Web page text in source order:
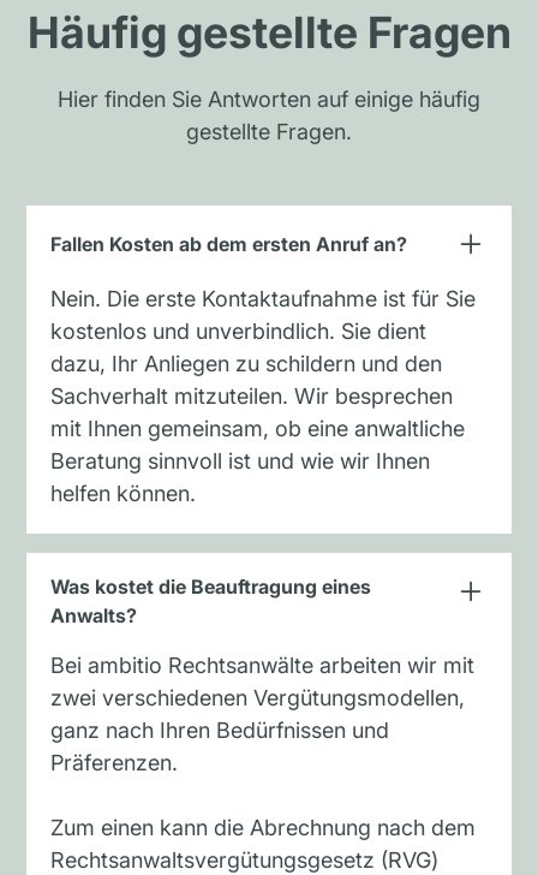
Häufig gestellte Fragen
Hier finden Sie Antworten auf einige häufig
gestellte Fragen.
Fallen Kosten ab dem ersten Anruf an?
Nein. Die erste Kontaktaufnahme ist für Sie
kostenlos und unverbindlich. Sie dient
dazu, Ihr Anliegen zu schildern und den
Sachverhalt mitzuteilen. Wir besprechen
mit Ihnen gemeinsam, ob eine anwaltliche
Beratung sinnvoll ist und wie wir Ihnen
helfen können.
Was kostet die Beauftragung eines
Anwalts?
Bei ambitio Rechtsanwälte arbeiten wir mit
zwei verschiedenen Vergütungsmodellen,
ganz nach Ihren Bedürfnissen und
Präferenzen.
Zum einen kann die Abrechnung nach dem
Rechtsanwaltsvergütungsgesetz (RVG)